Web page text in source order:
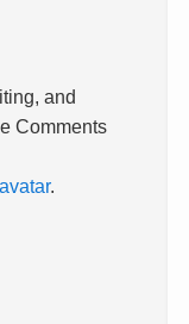
and
Comments
.